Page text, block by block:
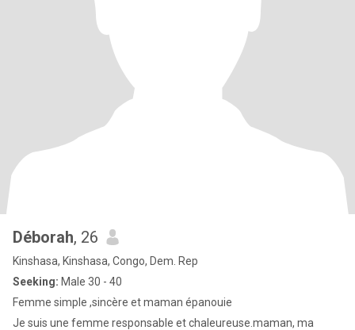
Déborah, 26
Kinshasa, Kinshasa, Congo, Dem. Rep
Seeking: Male 30 - 40
Femme simple ,sincère et maman épanouie
Je suis une femme responsable et chaleureuse.maman, ma